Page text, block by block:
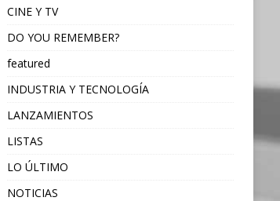
CINE Y TV
DO YOU REMEMBER?
featured
INDUSTRIA Y TECNOLOGÍA
LANZAMIENTOS
LISTAS
LO ÚLTIMO
NOTICIAS